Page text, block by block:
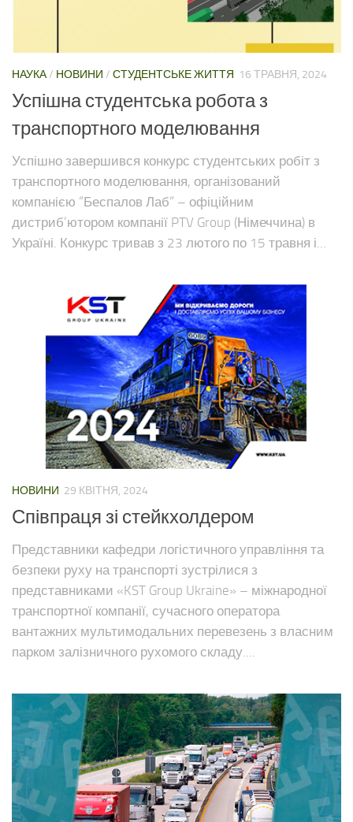
НАУКА/ НОВИНИ / СТУДЕНТСЬКЕ ЖИТТЯ 16 ТРАВНЯ, 2024
Успішна студентська робота з
транспортного моделювання
Успішно завершився конкурс студентських робіт з
транспортного моделювання, організований
компанією “Беспалов Лаб“ – офіційним
дистриб’ютором компанії PTV Group (Німеччина) в
Україні. Конкурс тривав з 23 лютого по 15 травня і...
НОВИНИ 29 КВІТНЯ, 2024
Співпраця зі стейкхолдером
Представники кафедри логістичного управління та
безпеки руху на транспорті зустрілися з
представниками «KST Group Ukraine» – міжнародної
транспортної компанії, сучасного оператора
вантажних мультимодальних перевезень з власним
парком залізничного рухомого складу....